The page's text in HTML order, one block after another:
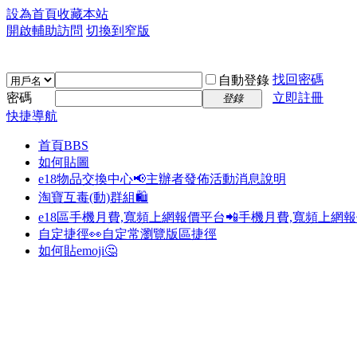
設為首頁收藏本站
開啟輔助訪問 切換到窄版
自動登錄 找回密碼
密碼
登錄
立即註冊
快捷導航
首頁BBS
如何貼圖
e18物品交換中心📢主辦者發佈活動消息說明
淘寶互毒(動)群組🛍️
e18區手機月費,寬頻上網報價平台📲手機月費,寬頻上網
自定捷徑👀自定常瀏覽版區捷徑
如何貼emoji🤔